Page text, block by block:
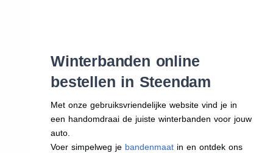
Winterbanden online
bestellen in Steendam
Met onze gebruiksvriendelijke website vind je in
een handomdraai de juiste winterbanden voor jouw
auto.
Voer simpelweg je bandenmaat in en ontdek ons